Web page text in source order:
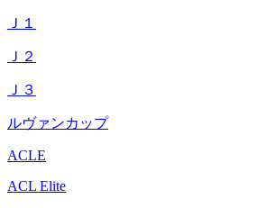
Ｊ１
Ｊ２
Ｊ３
ルヴァンカップ
ACLE
ACL Elite